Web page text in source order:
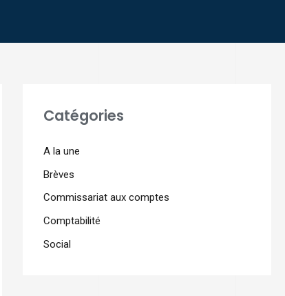
Catégories
A la une
Brèves
Commissariat aux comptes
Comptabilité
Social